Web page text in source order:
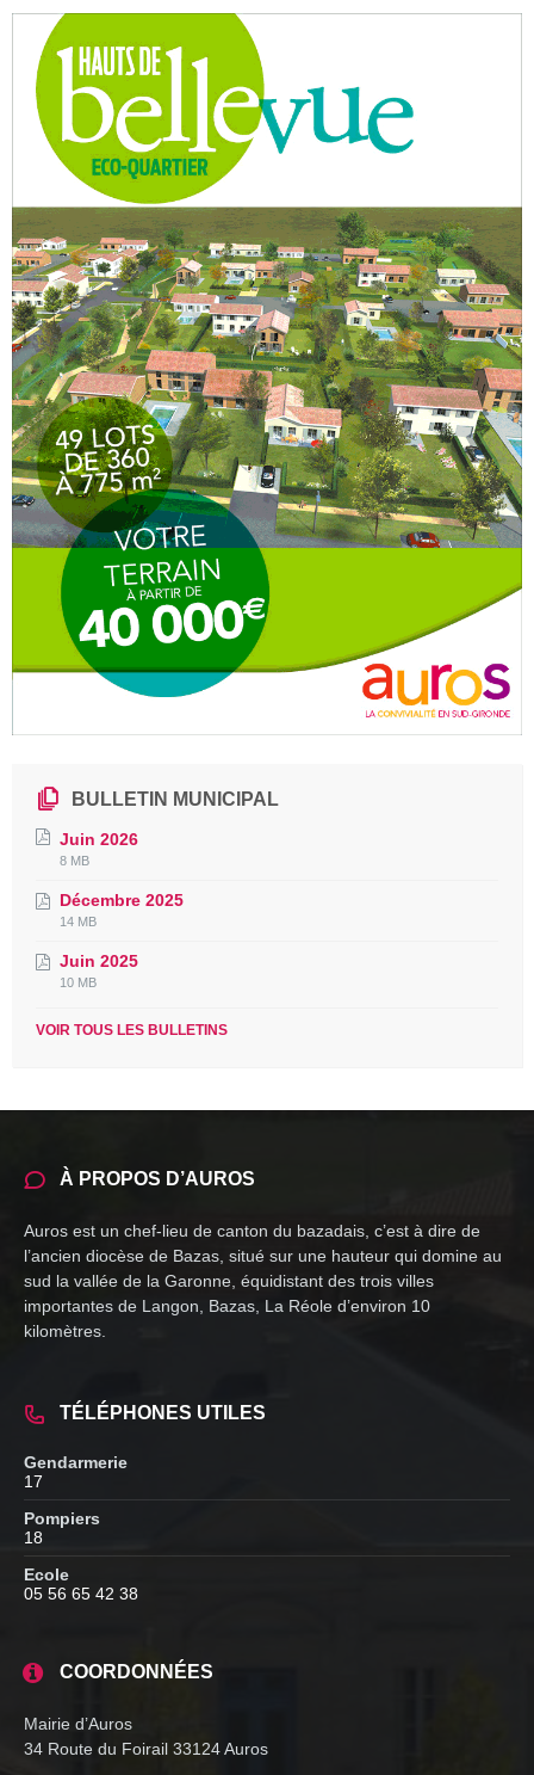
BULLETIN MUNICIPAL
Juin 2026
File
pdf
File
8 MB
Décembre 2025
File
pdf
File
14 MB
Juin 2025
File
pdf
File
10 MB
VOIR TOUS LES BULLETINS
À PROPOS D’AUROS
Auros est un chef-lieu de canton du bazadais, c’est à dire de
l’ancien diocèse de Bazas, situé sur une hauteur qui domine au
sud la vallée de la Garonne, équidistant des trois villes
importantes de Langon, Bazas, La Réole d’environ 10
kilomètres.
TÉLÉPHONES UTILES
Gendarmerie
17
Pompiers
18
Ecole
05 56 65 42 38
COORDONNÉES
Mairie d’Auros
34 Route du Foirail 33124 Auros